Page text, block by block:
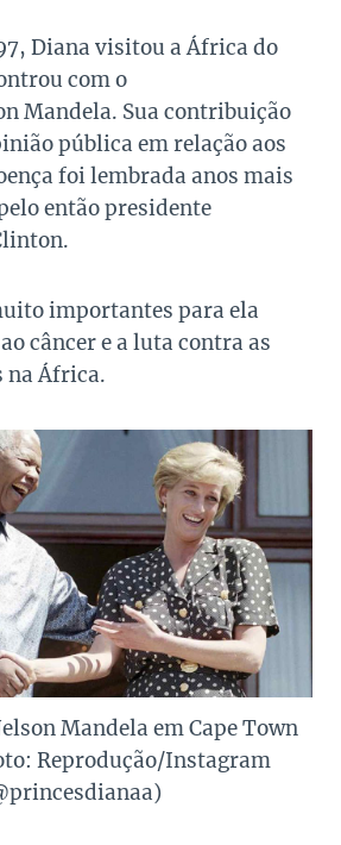
Diana visitou a África do
com o
Mandela. Sua contribuição
pública em relação aos
foi lembrada anos mais
então presidente
importantes para ela
câncer e a luta contra as
na África.
Mandela em Cape Town
Reprodução/Instagram